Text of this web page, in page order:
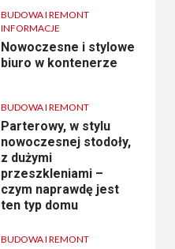
BUDOWA I REMONT
INFORMACJE
Nowoczesne i stylowe
biuro w kontenerze
BUDOWA I REMONT
Parterowy, w stylu
nowoczesnej stodoły,
z dużymi
przeszkleniami –
czym naprawdę jest
ten typ domu
BUDOWA I REMONT